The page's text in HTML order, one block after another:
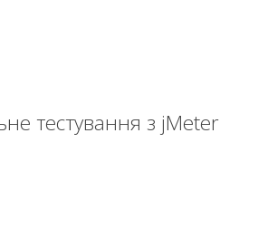
тестування з jMeter